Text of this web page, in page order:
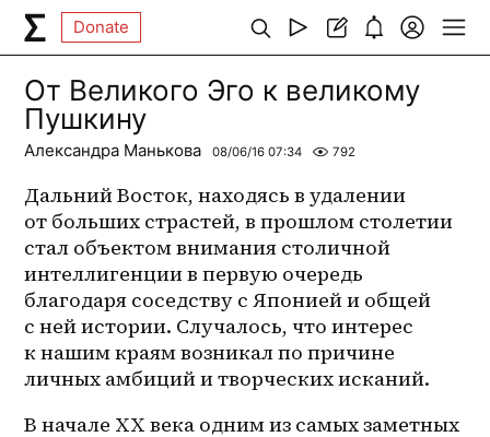
Donate
От Великого Эго к великому
Пушкину
Александра Манькова 08/06/16 07:34 792
Дальний Восток, находясь в удалении
от больших страстей, в прошлом столетии
стал объектом внимания столичной
интеллигенции в первую очередь
благодаря соседству с Японией и общей
с ней истории. Случалось, что интерес
к нашим краям возникал по причине
личных амбиций и творческих исканий.
В начале XX века одним из самых заметных